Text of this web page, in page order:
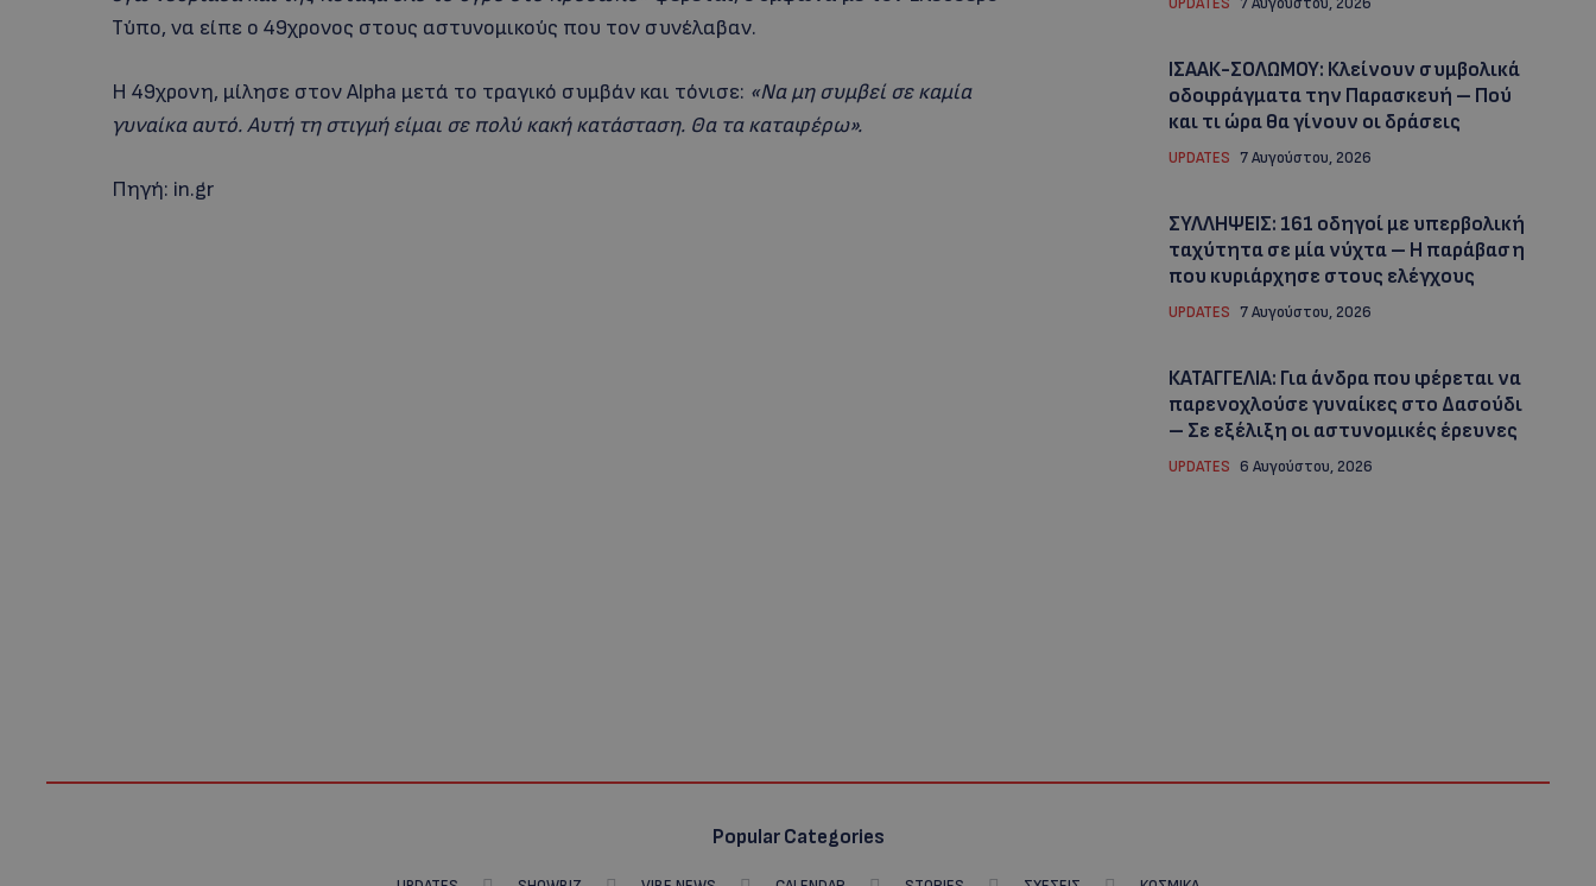
Τύπο, να είπε ο 49χρονος στους αστυνομικούς που τον συνέλαβαν.
Η 49χρονη, μίλησε στον Alpha μετά το τραγικό συμβάν και τόνισε: «Να μη συμβεί σε καμία
γυναίκα αυτό. Αυτή τη στιγμή είμαι σε πολύ κακή κατάσταση. Θα τα καταφέρω».
Πηγή: in.gr
ΙΣΑΑΚ-ΣΟΛΩΜΟΥ: Κλείνουν συμβολικά
οδοφράγματα την Παρασκευή – Πού
και τι ώρα θα γίνουν οι δράσεις
UPDATES 7 Αυγούστου, 2026
ΣΥΛΛΗΨΕΙΣ: 161 οδηγοί με υπερβολική
ταχύτητα σε μία νύχτα – Η παράβαση
που κυριάρχησε στους ελέγχους
UPDATES 7 Αυγούστου, 2026
ΚΑΤΑΓΓΕΛΙΑ: Για άνδρα που φέρεται να
παρενοχλούσε γυναίκες στο Δασούδι
– Σε εξέλιξη οι αστυνομικές έρευνες
UPDATES 6 Αυγούστου, 2026
Popular Categories